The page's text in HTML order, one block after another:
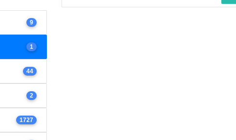
9
1
44
2
1727